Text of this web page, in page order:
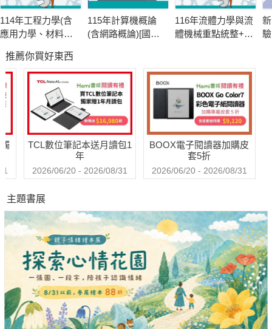
114年工程力學(含
應用力學、材料力
115年計算機概論
(含網路概論)[國民
116年流體力學與流
體機械重點統整+高
推薦你買好東西
TCL數位筆記本送月讀包1
年
2026/06/20 - 2026/08/31
BOOX電子閱讀器加購皮
套5折
2026/06/20 - 2026/08/31
主題書展